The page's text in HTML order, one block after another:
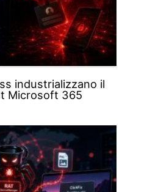
industrializzano il
Microsoft 365